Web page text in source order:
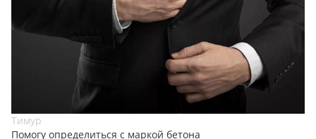
Тимур
Помогу определиться с маркой бетона